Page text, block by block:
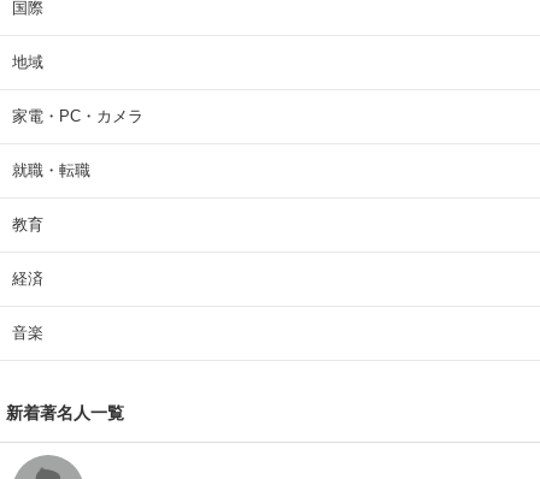
国際
地域
家電・PC・カメラ
就職・転職
教育
経済
音楽
新着著名人一覧